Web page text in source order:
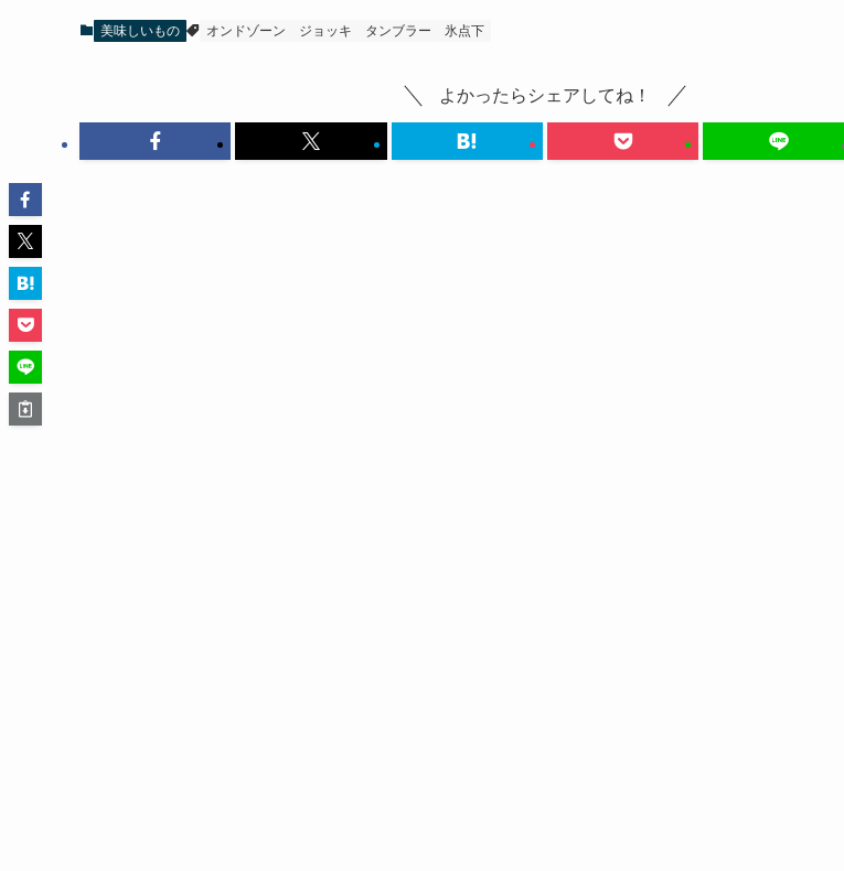
美味しいもの オンドゾーン ジョッキ タンブラー 氷点下
よかったらシェアしてね！